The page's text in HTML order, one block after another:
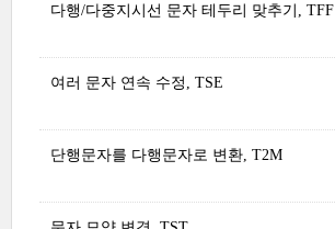
다행/다중지시선 문자 테두리 맞추기, TFF
여러 문자 연속 수정, TSE
단행문자를 다행문자로 변환, T2M